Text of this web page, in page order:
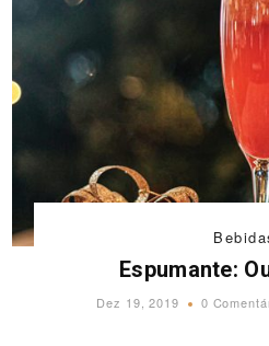
Espumante:
Dez 19, 2019 0